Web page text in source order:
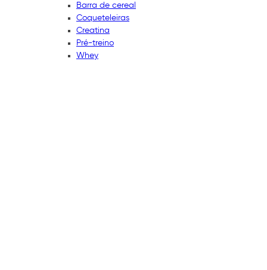
Barra de cereal
Coqueteleiras
Creatina
Pré-treino
Whey